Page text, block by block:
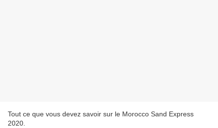
Tout ce que vous devez savoir sur le Morocco Sand Express
2020.